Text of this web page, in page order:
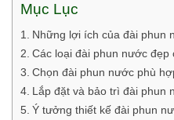
Mục Lục
Những lợi ích của đài phun
Các loại đài phun nước đẹp
Chọn đài phun nước phù
Lắp đặt và bảo trì đài phun
Ý tưởng thiết kế đài phun